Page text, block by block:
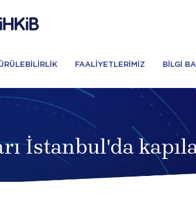
FAALİYETLERİMİZ BİLGİ
İstanbul'da